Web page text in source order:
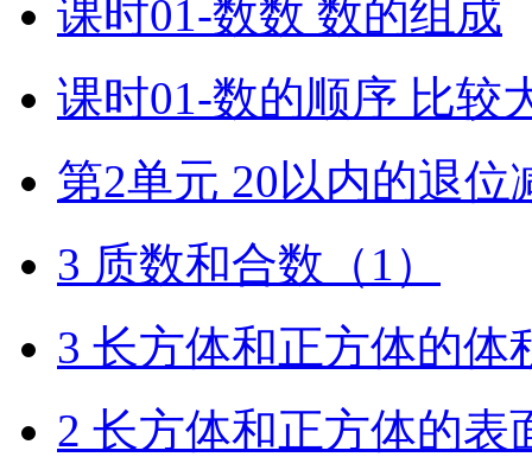
课时01-数数 数的组成
课时01-数的顺序 比较
第2单元 20以内的退位
3 质数和合数（1）
3 长方体和正方体的体
2 长方体和正方体的表